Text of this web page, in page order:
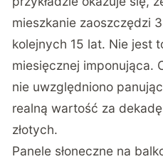
mieszkanie zaoszczędzi
kolejnych 15 lat. Nie jest
miesięcznej imponująca.
nie uwzględniono
realną wartość za
złotych.
Panele słoneczne na